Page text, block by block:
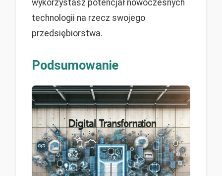
wykorzystasz potencjał nowoczesnych
technologii na rzecz swojego
przedsiębiorstwa.
Podsumowanie